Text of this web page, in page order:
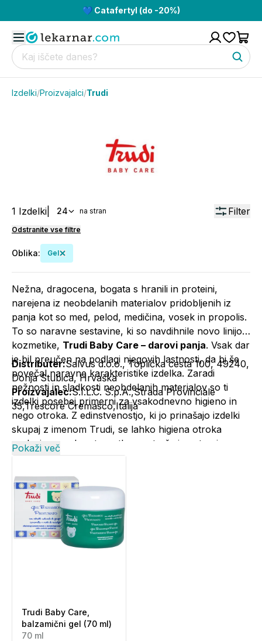
💙 Catafertyl (do -20%)
Izdelki/Proizvajalci/Trudi
1 Izdelki 24 na stran Filter
Odstranite vse filtre
Oblika: Gel
Nežna, dragocena, bogata s hranili in proteini,
narejena iz neobdelanih materialov pridobljenih iz
panja kot so med, pelod, medičina, vosek in propolis.
To so naravne sestavine, ki so navdihnile novo linijo
kozmetike, Trudi Baby Care – darovi panja. Vsak dar
je bil preučen na podlagi njegovih lastnosti, da bi še
povečal naravne karakteristike izdelka. Zaradi
nežnosti in sladkosti neobdelanih materialov so ti
izdelki posebej primerni za vsakodnevno higieno in
nego otroka. Z edinstvenostjo, ki jo prinašajo izdelki
skupaj z imenom Trudi, se lahko higiena otroka
prelevi v posebne trenutke za starše in ustvari
spomine ter povezanost.
Distributer:Salvus d.o.o., Toplička cesta 100, 49240,
Donja Stubica, Hrvaška
Proizvajalec:S.I.L.C. S.p.A.,Strada Provinciale
35,Trescore Cremasco,Italija
Pokaži več
Trudi Baby Care,
balzamični gel (70 ml)
70 ml